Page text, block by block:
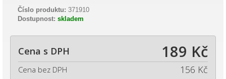
Číslo produktu: 371910
Dostupnost: skladem
Cena s DPH 189 Kč
Cena bez DPH 156 Kč